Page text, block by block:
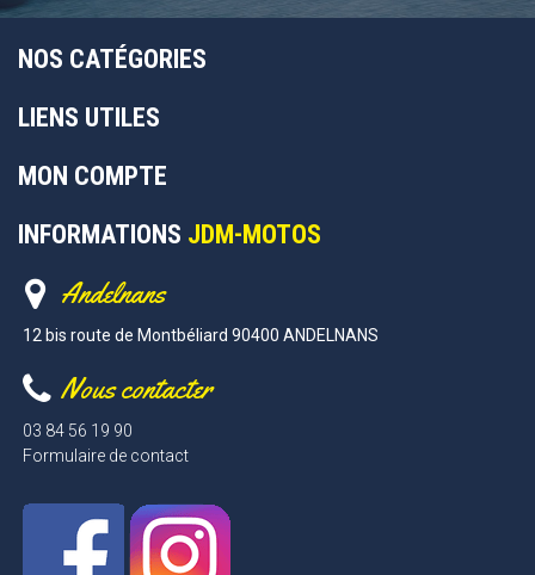
NOS CATÉGORIES
LIENS UTILES
MON COMPTE
INFORMATIONS JDM-MOTOS
Andelnans
12 bis route de Montbéliard 90400 ANDELNANS
Nous contacter
03 84 56 19 90
Formulaire de contact